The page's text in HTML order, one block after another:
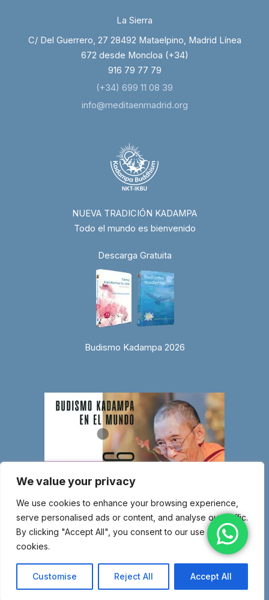
We value your privacy
We use cookies to enhance your browsing experience,
serve personalised ads or content, and analyse our traffic.
By clicking "Accept All", you consent to our use of
cookies.
Customise Reject All Accept All
La Sierra
C/ Del Guerrero, 27 28492 Mataelpino, Madrid Línea
672 desde Moncloa (+34)
916 79 77 79
(+34) 699 11 08 39
info@meditaenmadrid.org
NUEVA TRADICIÓN KADAMPA
Todo el mundo es bienvenido
Descarga Gratuita
Budismo Kadampa 2026
© Copyright 2026 Entidad religiosa inscrita en el Ministerio de Justicia
con el número 1.044-SG – Miembro de la Nueva Tradición Kadampa –
Unión Internacional de Budismo Kadampa –